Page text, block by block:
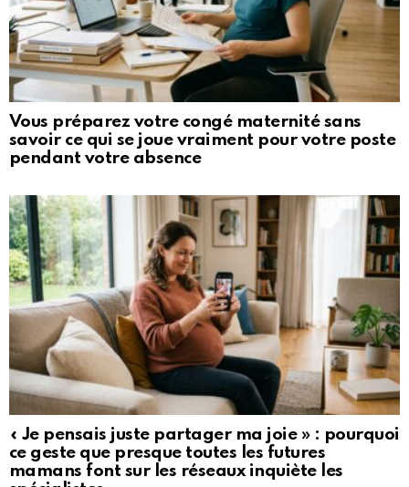
Vous préparez votre congé maternité sans
savoir ce qui se joue vraiment pour votre poste
pendant votre absence
« Je pensais juste partager ma joie » : pourquoi
ce geste que presque toutes les futures
mamans font sur les réseaux inquiète les